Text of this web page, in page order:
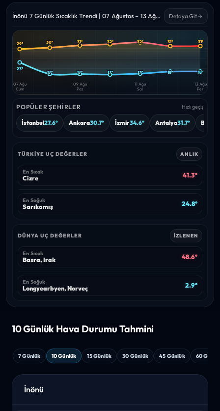
İnönü 7 Günlük Sıcaklık Trendi | 07 Ağustos – 13 Ağustos 2026 Detaya Git
Yüksek Düşük
29°
23°
30°
17°
31°
17°
32°
17°
32°
17°
31°
18°
31°
18°
07 Ağu
Cum
09 Ağu
Paz
11 Ağu
Sal
13 Ağu
Per
POPÜLER ŞEHIRLER Hızlı geçiş
İstanbul27.6° Ankara30.7° İzmir34.6° Antalya31.7° Bursa
TÜRKIYE UÇ DEĞERLER ANLIK
En Sıcak
Cizre 41.3°
En Soğuk
Sarıkamış 24.8°
DÜNYA UÇ DEĞERLER İZLENEN
En Sıcak
Basra, Irak 48.6°
En Soğuk
Longyearbyen, Norveç 2.9°
10 Günlük Hava Durumu Tahmini
7 Günlük 10 Günlük 15 Günlük 30 Günlük 45 Günlük 60
İnönü